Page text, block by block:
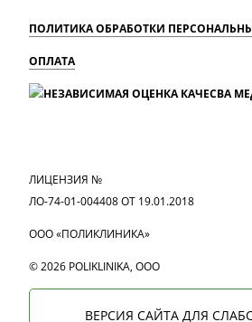
ПОЛИТИКА ОБРАБОТКИ
ОПЛАТА
ЛИЦЕНЗИЯ №
ЛО-74-01-004408 ОТ 19.01.2018
ООО «ПОЛИКЛИНИКА»
© 2026 POLIKLINIKA, OOO
ВЕРСИЯ САЙТА ДЛЯ